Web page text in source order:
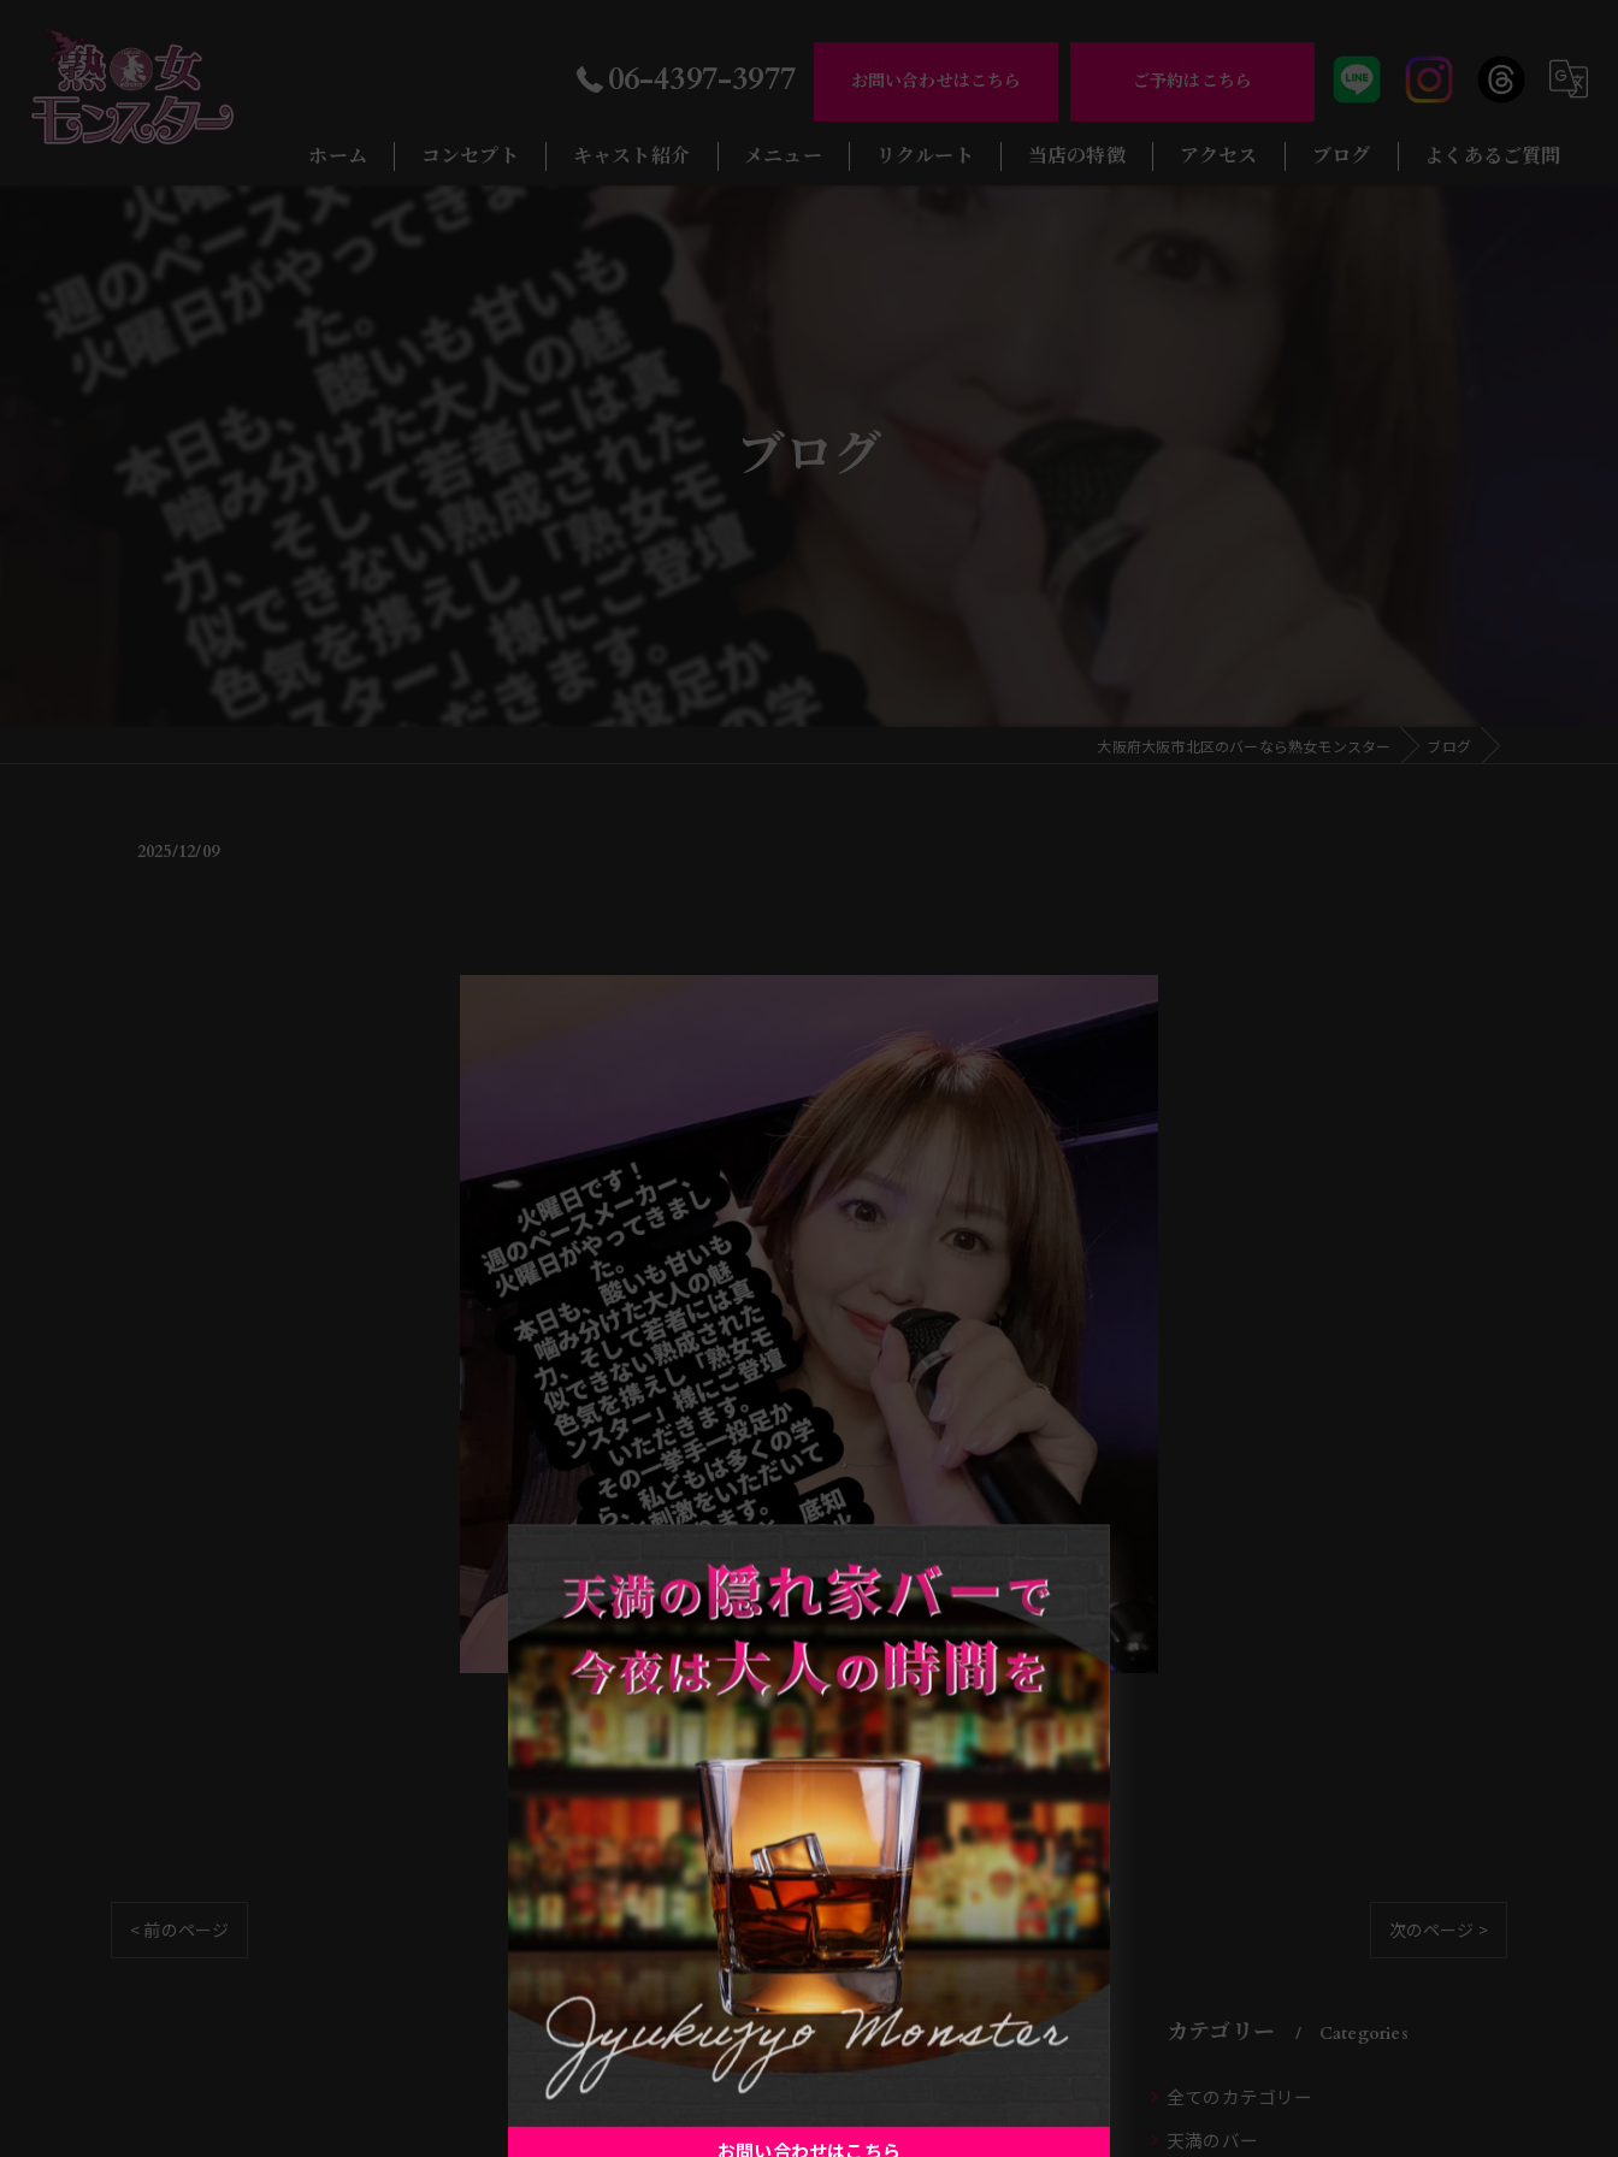
06-4397-3977 お問い合わせはこちら ご予約はこちら
ホーム コンセプト キャスト紹介 メニュー リクルート 当店の特徴 アクセス ブログ よくあるご質問
ブログ
大阪府大阪市北区のバーなら熟女モンスター ブログ
2025/12/09
< 前のページ 一覧に戻る 次のページ >
カテゴリー Categories
全てのカテゴリー
天満のバー
お問い合わせはこちら